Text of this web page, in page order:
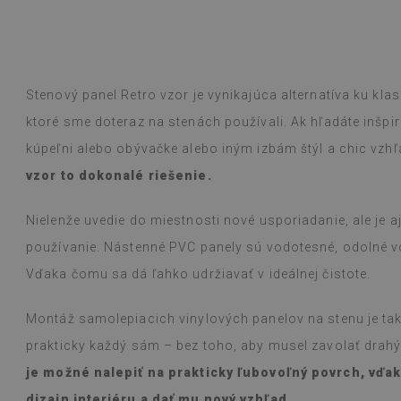
Stenový panel Retro vzor je vynikajúca alternatíva ku
ktoré sme doteraz na stenách používali. Ak hľadáte
kúpeľni alebo obývačke alebo iným izbám štýl a chic
vzor to dokonalé riešenie.
Nielenže uvedie do miestnosti nové usporiadanie, ale je
používanie. Nástenné PVC panely sú vodotesné, odolné
Vďaka čomu sa dá ľahko udržiavať v ideálnej čistote.
Montáž samolepiacich vinylových panelov na stenu je
prakticky každý sám – bez toho, aby musel zavolať
je možné nalepiť na prakticky ľubovoľný povrch,
jednoduchá,
efekt je
ohromený, že
prácu.
niečo vyleje.
(Preložené